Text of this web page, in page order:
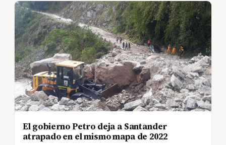
El gobierno Petro deja a Santander
atrapado en el mismo mapa de 2022